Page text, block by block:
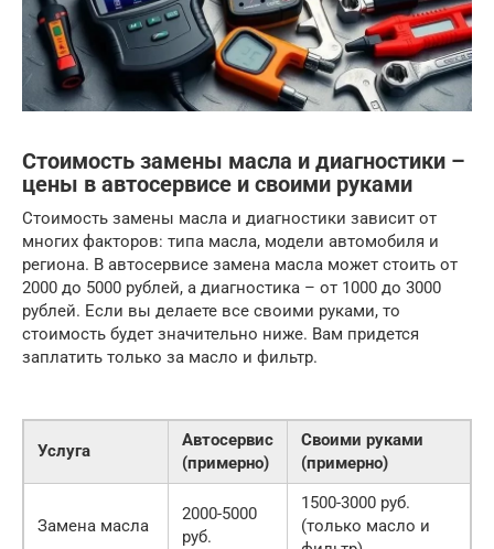
Стоимость замены масла и диагностики –
цены в автосервисе и своими руками
Стоимость замены масла и диагностики зависит от
многих факторов: типа масла, модели автомобиля и
региона. В автосервисе замена масла может стоить от
2000 до 5000 рублей, а диагностика – от 1000 до 3000
рублей. Если вы делаете все своими руками, то
стоимость будет значительно ниже. Вам придется
заплатить только за масло и фильтр.
Услуга
Автосервис
(примерно)
Своими руками
(примерно)
Замена масла
2000-5000
руб.
1500-3000 руб.
(только масло и